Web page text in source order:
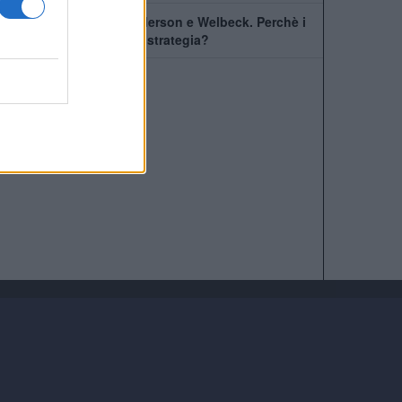
Il Chelsea prende Henderson e Welbeck. Perchè i
Blues hanno cambiato strategia?